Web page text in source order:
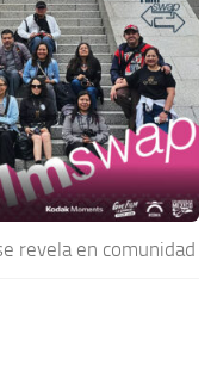
revela en comunidad